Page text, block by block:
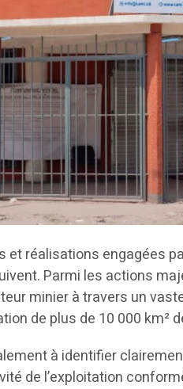
et réalisations engagées
Parmi les actions
minier à travers un
de plus de 10 000 km²
à identifier
de l’exploitation